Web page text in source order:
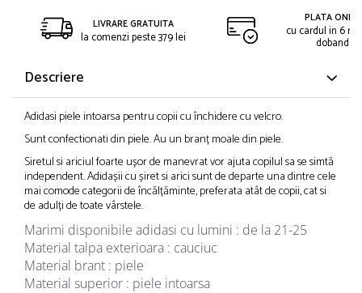
LIVRARE GRATUITA
la comenzi peste 379 lei
PLATA
cu cardul in 6
dobanda
Descriere
Adidasi piele intoarsa pentru copii cu închidere cu velcro.
Sunt confectionati din piele. Au un branț moale din piele.
Siretul si ariciul foarte ușor de manevrat vor ajuta copilul sa se simtă
independent. Adidașii cu șiret si arici sunt de departe una dintre cele
mai comode categorii de încălțăminte, preferata atât de copii, cat si
de adulți de toate vârstele.
Marimi disponibile adidasi cu lumini : de la 21-25
Material talpa exterioara : cauciuc
Material brant : piele
Material superior : piele intoarsa